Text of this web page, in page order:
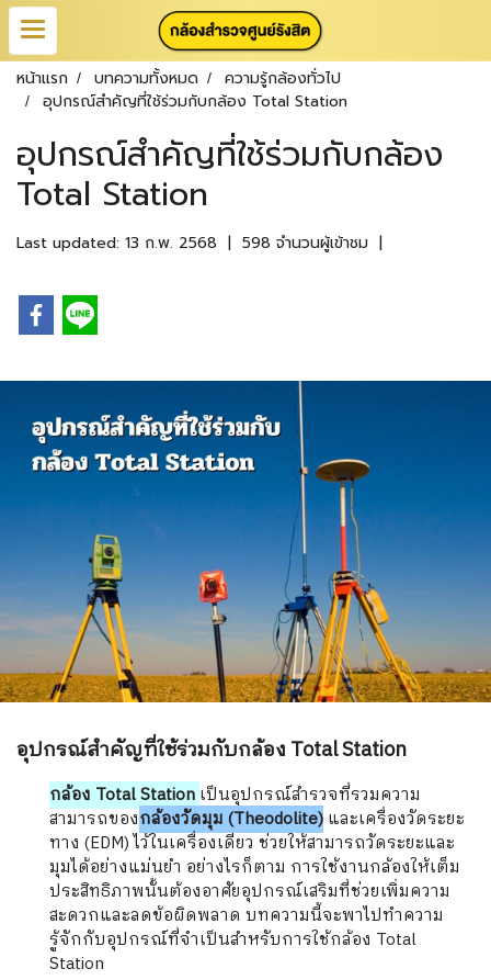
หน้าแรก บทความทั้งหมด
ความรู้กล้องทั่วไป
อุปกรณ์สำคัญที่ใช้ร่วมกับกล้อง Total Station
อุปกรณ์สำคัญที่ใช้ร่วมกับกล้อง
Total Station
Last updated: 13 ก.พ. 2568 | 598 จำนวนผู้เข้าชม |
อุปกรณ์สำคัญที่ใช้ร่วมกับกล้อง Total Station
กล้อง Total Station เป็นอุปกรณ์สำรวจที่รวมความ
สามารถของกล้องวัดมุม (Theodolite) และเครื่องวัดระยะ
ทาง (EDM) ไว้ในเครื่องเดียว ช่วยให้สามารถวัดระยะและ
มุมได้อย่างแม่นยำ อย่างไรก็ตาม การใช้งานกล้องให้เต็ม
ประสิทธิภาพนั้นต้องอาศัยอุปกรณ์เสริมที่ช่วยเพิ่มความ
สะดวกและลดข้อผิดพลาด บทความนี้จะพาไปทำความ
รู้จักกับอุปกรณ์ที่จำเป็นสำหรับการใช้กล้อง Total
Station